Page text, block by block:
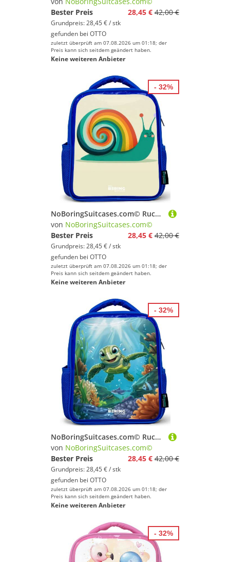
Bester Preis
28,45 € 42,00 €
Grundpreis: 28,45 € / stk
gefunden bei OTTO
zuletzt überprüft am 07.08.2026 um 01:18; der
Preis kann sich seitdem geändert haben.
Keine weiteren Anbieter
NoBoringSuitcases.com© Rucksack Blau - Schnecke - Regenbogen - Farbenfroh, Kinderrucksack, Schulrucksack, Freizeitrucksack, Jungen, Kindergarten
von NoBoringSuitcases.com©
Bester Preis
28,45 € 42,00 €
Grundpreis: 28,45 € / stk
gefunden bei OTTO
zuletzt überprüft am 07.08.2026 um 01:18; der
Preis kann sich seitdem geändert haben.
Keine weiteren Anbieter
- 32%
NoBoringSuitcases.com© Rucksack Blau - Schildkröte in bunter Unterwasserwelt, Kinderrucksack, Schulrucksack, Freizeitrucksack, Jungen, Kindergarten
von NoBoringSuitcases.com©
Bester Preis
28,45 € 42,00 €
Grundpreis: 28,45 € / stk
gefunden bei OTTO
zuletzt überprüft am 07.08.2026 um 01:18; der
Preis kann sich seitdem geändert haben.
Keine weiteren Anbieter
- 32%
- 32%